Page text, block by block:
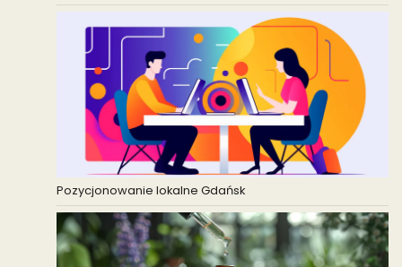
Pozycjonowanie lokalne Gdańsk